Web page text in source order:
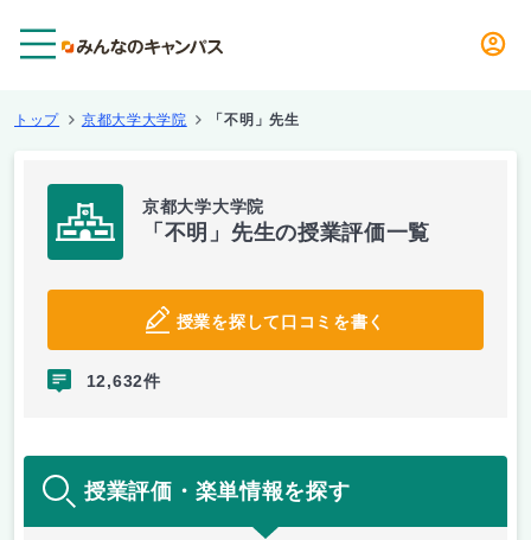
トップ 京都大学大学院 「不明」先生
京都大学大学院
「不明」先生の授業評価一覧
授業を探して口コミを書く
12,632件
授業評価・楽単情報を探す